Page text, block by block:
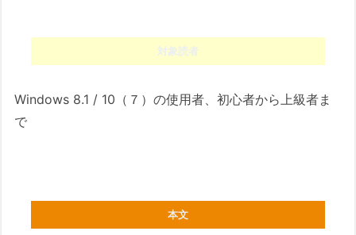
対象読者
Windows 8.1 / 10（７）の使用者、初心者から上級者ま
で
本文